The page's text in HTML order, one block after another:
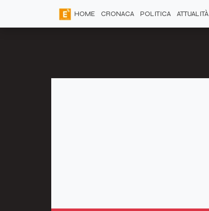
HOME CRONACA POLITICA ATTUALITÀ